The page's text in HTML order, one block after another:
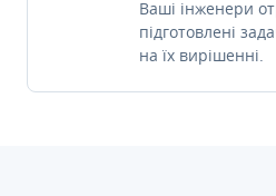
Ваші інженери
підготовлені
на їх вирішенні.